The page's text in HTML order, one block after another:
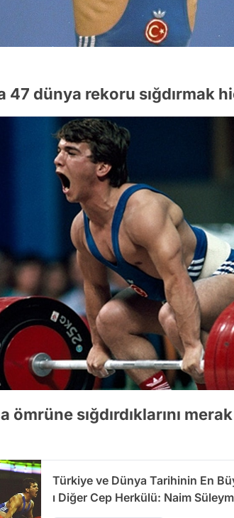
47 dünya rekoru sığdırmak
ömrüne sığdırdıklarını
Türkiye ve Dünya Tarihinin En
ı Diğer Cep Herkülü: Naim